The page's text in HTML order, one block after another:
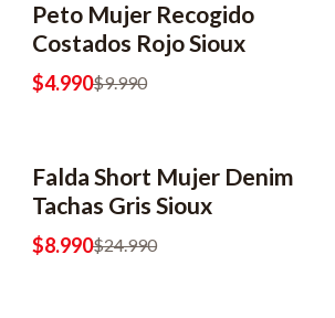
-50% OFF
2x6990
Peto Mujer Recogido
Costados Rojo Sioux
$4.990$9.990
-64% OFF
Falda Short Mujer Denim
Tachas Gris Sioux
$8.990$24.990